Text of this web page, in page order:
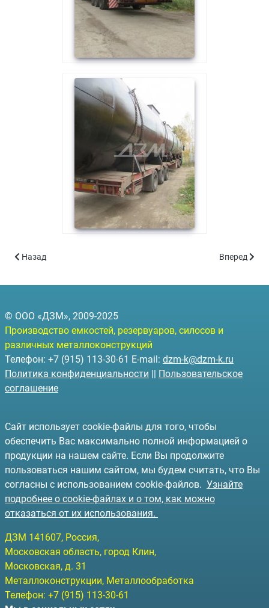
Предыдущий: Комплект металлоконструкций для
Назад Следующий:
Вперед
© ООО «ДЗМ», 2009-2025
Производство емкостей, резервуаров, силосов и
различных металлоконструкций
Телефон: +7 (915) 113-30-61 E-mail: dzm-k@dzm-k.ru
Политика конфиденциальности || Пользовательское
соглашение
Сайт использует cookie-файлы для того, чтобы
обеспечить Вас максимально полной информацией о
продукции на нашем сайте. Если Вы продолжите
пользоваться нашим сайтом, мы будем считать, что Вы
согласны с использованием cookie-файлов. Узнайте
подробнее о cookie-файлах и о том, как можно
отказаться от их использования.
ДЗМ 141607, Россия,
Московская область, город Клин,
Московская, д. 31
Металлоконструкции, Металлообработка
Телефон: +7 (915) 113-30-61